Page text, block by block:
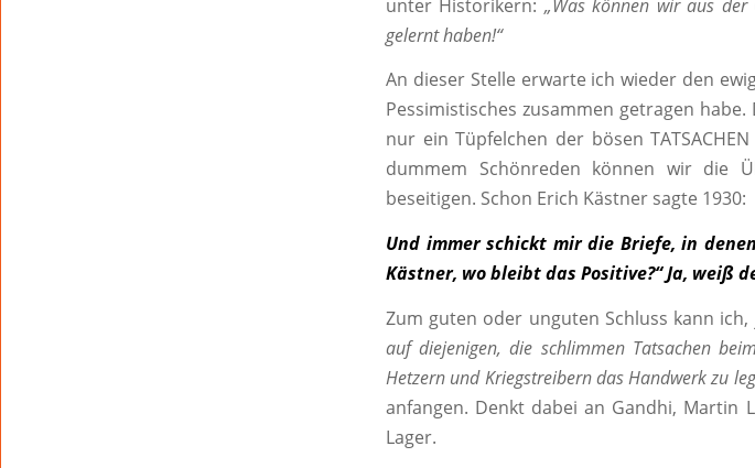
unter Historikern: „Was können wir aus der
gelernt haben!“
An dieser Stelle erwarte ich wieder den
Pessimistisches zusammen getragen
nur ein Tüpfelchen der bösen
dummem Schönreden können wir die
beseitigen. Schon Erich Kästner sagte 1930:
Und immer schickt mir die Briefe, in
Kästner, wo bleibt das Positive?“ Ja, weiß
Zum guten oder unguten Schluss kann
auf diejenigen, die schlimmen Tatsachen
Hetzern und Kriegstreibern das Handwerk zu
anfangen. Denkt dabei an Gandhi, Martin
Lager.